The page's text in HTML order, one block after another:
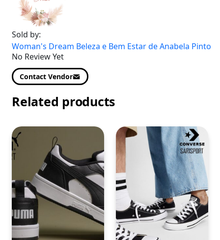
Sold by:
Woman's Dream Beleza e Bem Estar de Anabela Pinto
No Review Yet
Contact Vendor
Related products